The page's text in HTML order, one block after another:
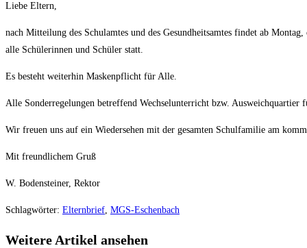
Liebe Eltern,
nach Mitteilung des Schulamtes und des Gesundheitsamtes findet ab
alle Schülerinnen und Schüler statt.
Es besteht weiterhin Maskenpflicht für Alle.
Alle Sonderregelungen betreffend Wechselunterricht bzw.
Wir freuen uns auf ein Wiedersehen mit der gesamten Schulfamilie am
Mit freundlichem Gruß
W. Bodensteiner, Rektor
Schlagwörter: Elternbrief, MGS-Eschenbach
Weitere Artikel ansehen